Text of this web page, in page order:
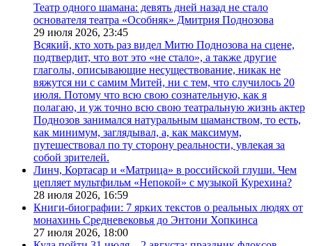
Театр одного шамана: девять дней назад не стало
основателя театра «Особняк» Дмитрия Поднозова
29 июля 2026, 23:45
Всякий, кто хоть раз видел Митю Поднозова на сцене,
подтвердит, что вот это «не стало», а также другие
глаголы, описывающие несуществование, никак не
вяжутся ни с самим Митей, ни с тем, что случилось 20
июля. Потому что всю свою сознательную, как я
полагаю, и уж точно всю свою театральную жизнь актер
Поднозов занимался натуральным шаманством, то есть,
как минимум, заглядывал, а, как максимум,
путешествовал по ту сторону реальности, увлекая за
собой зрителей.
Линч, Кортасар и «Матрица» в российской глуши. Чем
цепляет мультфильм «Непокой» с музыкой Курехина?
28 июля 2026, 16:59
Книги-биографии: 7 ярких текстов о реальных людях от
монахинь Средневековья до Энтони Хопкинса
27 июля 2026, 18:00